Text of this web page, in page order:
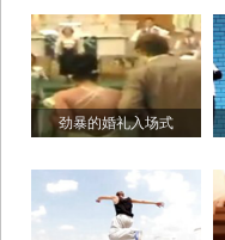
劲暴的婚礼入场式